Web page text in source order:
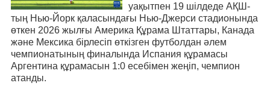
уақытпен 19 шілдеде АҚШ-
тың Нью-Йорк қаласындағы Нью-Джерси стадионында
өткен 2026 жылғы Америка Құрама Штаттары, Канада
және Мексика бірлесіп өткізген футболдан әлем
чемпионатының финалында Испания құрамасы
Аргентина құрамасын 1:0 есебімен жеңіп, чемпион
атанды.